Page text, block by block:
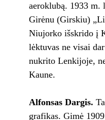
aeroklubą. 1933 m.
Girėnu (Girskiu)
Niujorko išskrido į
lėktuvas ne visai
nukrito Lenkijoje,
Kaune.
Alfonsas Dargis.
grafikas. Gimė